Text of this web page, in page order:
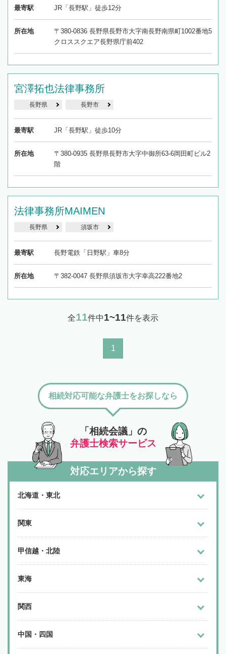
最寄駅 JR「長野駅」徒歩12分
所在地
〒380-0836 長野県長野市大字南長野南県町1002番地5
クロススクエア長野県庁前402
宮澤拓也法律事務所
長野県 長野市
最寄駅 JR「長野駅」徒歩10分
所在地
〒380-0935 長野県長野市大字中御所63-6岡田町ビル2
階
法律事務所MAIMEN
長野県 須坂市
最寄駅 長野電鉄「日野駅」車8分
所在地 〒382-0047 長野県須坂市大字幸高222番地2
全11件中1~11件を表示
1
「相続会議」の
弁護士検索サービス
相続対応可能な弁護士をお探しなら
対応エリアから探す
北海道・東北
関東
甲信越・北陸
東海
関西
中国・四国